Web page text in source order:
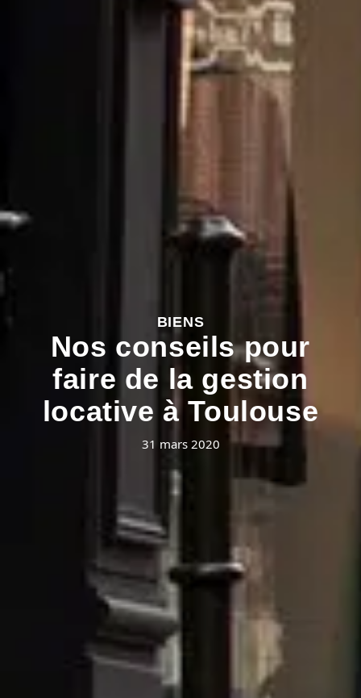
BIENS
Nos conseils pour
faire de la gestion
locative à Toulouse
31 mars 2020